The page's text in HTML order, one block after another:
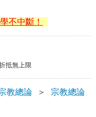
不中斷！
抵無上限
教總論 ＞ 宗教總論